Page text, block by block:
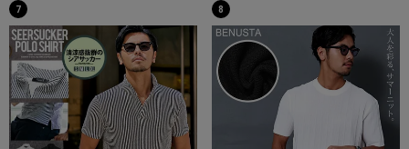
ら、若者のライフスタイルとニーズに合ったアイテムを展開
している。
※モデル画像は照明などの影響により実際の商品と異なる場合
がございます。
7 8